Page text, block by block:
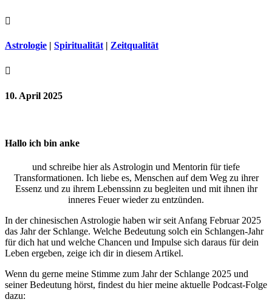

Astrologie | Spiritualität | Zeitqualität

10. April 2025
Hallo ich bin anke
und schreibe hier als Astrologin und Mentorin für tiefe
Transformationen. Ich liebe es, Menschen auf dem Weg zu ihrer
Essenz und zu ihrem Lebenssinn zu begleiten und mit ihnen ihr
inneres Feuer wieder zu entzünden.
In der chinesischen Astrologie haben wir seit Anfang Februar 2025
das Jahr der Schlange. Welche Bedeutung solch ein Schlangen-Jahr
für dich hat und welche Chancen und Impulse sich daraus für dein
Leben ergeben, zeige ich dir in diesem Artikel.
Wenn du gerne meine Stimme zum Jahr der Schlange 2025 und
seiner Bedeutung hörst, findest du hier meine aktuelle Podcast-Folge
dazu: